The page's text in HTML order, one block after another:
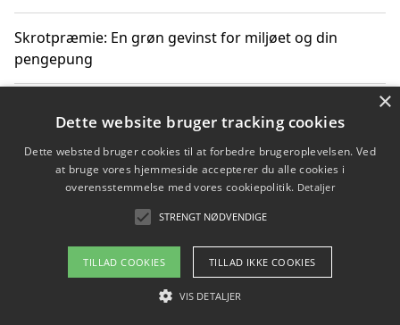
Skrotpræmie: En grøn gevinst for miljøet og din
pengepung
Hvordan blåfade med rist kan hjælpe med at reducere
plastik i havet
Spil kasinospil på et troværdigt online casino: Din
guide til sikker og sjov underholdning
Copyright 2026 - Pilanto Aps
Om / kontakt
×
Dette website bruger tracking cookies
Dette websted bruger cookies til at forbedre brugeroplevelsen. Ved
at bruge vores hjemmeside accepterer du alle cookies i
overensstemmelse med vores cookiepolitik. Detaljer
STRENGT NØDVENDIGE
TILLAD COOKIES TILLAD IKKE COOKIES
VIS DETALJER